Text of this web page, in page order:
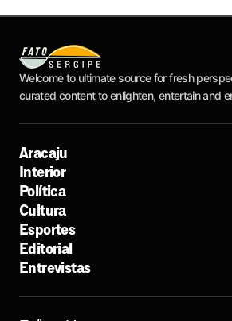
Welcome to ultimate source for fresh
curated content to enlighten, entertain and
Aracaju
Interior
Política
Cultura
Esportes
Editorial
Entrevistas